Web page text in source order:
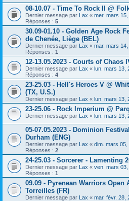
08-10.07 - Time To Rock II @
Dernier message par Lax « mer. mars
Réponses : 5
30.09-01.10 - Golden Age Rock
de Chenée, Liège (BEL)
Dernier message par Lax « mar. mars
Réponses : 1
12-13.05.2023 - Courts of Chaos
Dernier message par Lax « lun. mars 13,
Réponses : 4
23-25.03 - Hell's Heroes V @
(TX, U.S.)
Dernier message par Lax « lun. mars 13,
23-25.06 - Rock Imperium @
Dernier message par Lax « lun. mars 13,
05-07.05.2023 - Dominion
Durham (ENG)
Dernier message par Lax « dim. mars 05,
Réponses : 2
24-25.03 - Sorcerer - Lamenting
Dernier message par Lax « ven. mars
Réponses : 1
09.09 - Pyrenean Warriors Open
Torreilles (FR)
Dernier message par Lax « mar. févr. 28,